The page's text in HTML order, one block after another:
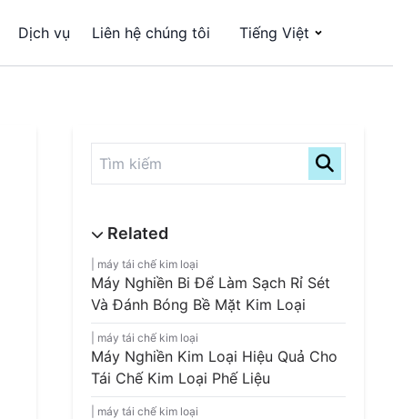
Dịch vụ Liên hệ chúng tôi Tiếng Việt
máy tái chế kim loại
Máy Nghiền Bi Để Làm Sạch Rỉ Sét
Và Đánh Bóng Bề Mặt Kim Loại
máy tái chế kim loại
Máy Nghiền Kim Loại Hiệu Quả Cho
Tái Chế Kim Loại Phế Liệu
máy tái chế kim loại